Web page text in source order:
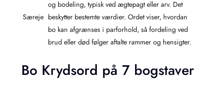
Særeje
og bodeling, typisk ved ægtepagt eller arv. Det
beskytter bestemte værdier. Ordet viser, hvordan
bo kan afgrænses i parforhold, så fordeling ved
brud eller død følger aftalte rammer og hensigter.
Bo Krydsord på 7 bogstaver